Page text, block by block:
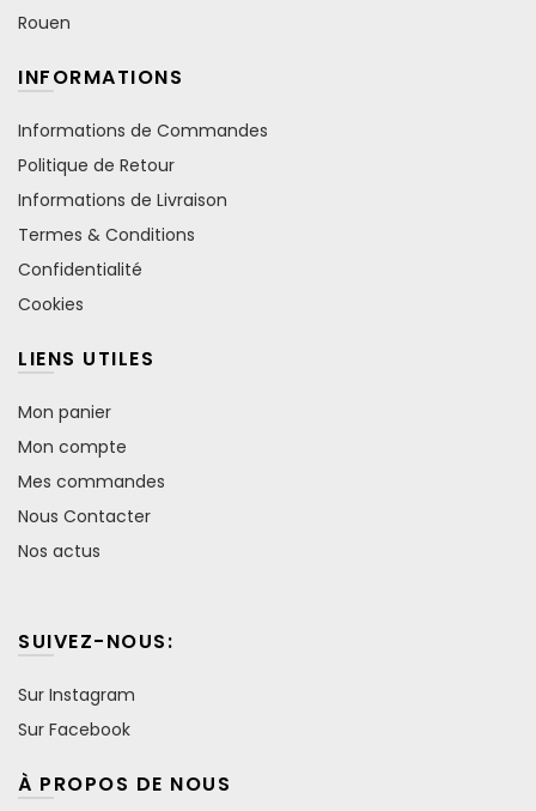
Rouen
INFORMATIONS
Informations de Commandes
Politique de Retour
Informations de Livraison
Termes & Conditions
Confidentialité
Cookies
LIENS UTILES
Mon panier
Mon compte
Mes commandes
Nous Contacter
Nos actus
SUIVEZ-NOUS:
Sur Instagram
Sur Facebook
À PROPOS DE NOUS